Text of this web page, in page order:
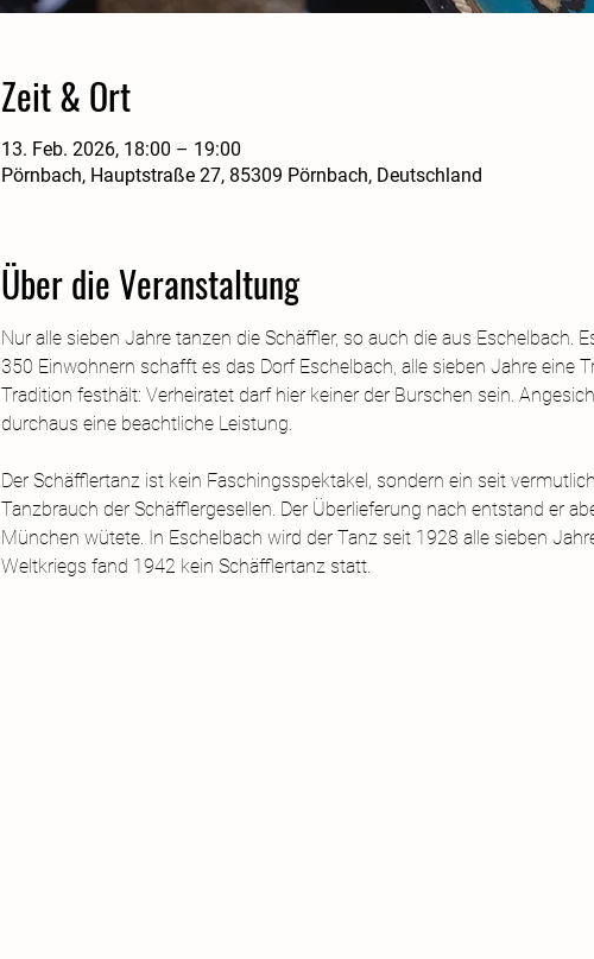
Zeit & Ort
13. Feb. 2026, 18:00 – 19:00
Pörnbach, Hauptstraße 27, 85309 Pörnbach, Deutschland
Über die Veranstaltung
Nur alle sieben Jahre tanzen die Schäffler, so auch die aus Eschelbach.
350 Einwohnern schafft es das Dorf Eschelbach, alle sieben Jahre eine
Tradition festhält: Verheiratet darf hier keiner der Burschen sein.
durchaus eine beachtliche Leistung.
Der Schäfflertanz ist kein Faschingsspektakel, sondern ein seit
Tanzbrauch der Schäfflergesellen. Der Überlieferung nach entstand er
München wütete. In Eschelbach wird der Tanz seit 1928 alle sieben
Weltkriegs fand 1942 kein Schäfflertanz statt.